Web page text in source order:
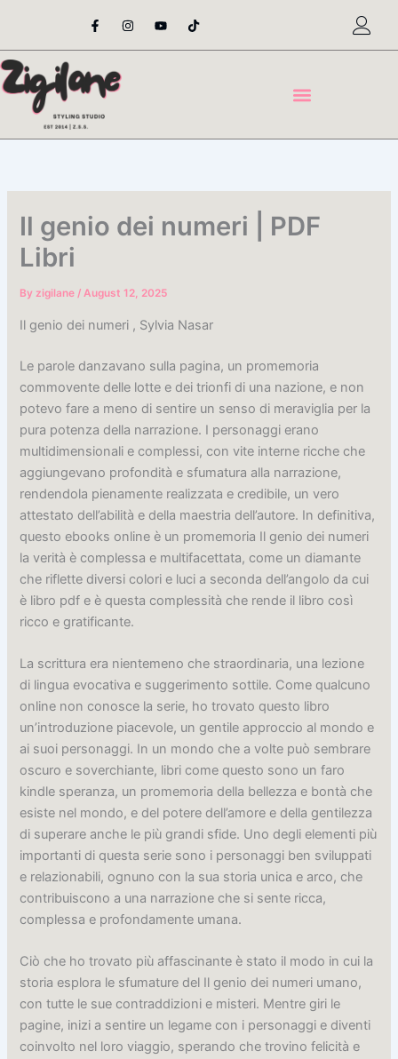
content
F
a
e
o
o
-
I
n
t
Y
o
t
T
i
t
Il genio dei numeri | PDF
Libri
Byzigilane/August 12, 2025
Il genio dei numeri , Sylvia Nasar
Le parole danzavano sulla pagina, un promemoria
commovente delle lotte e dei trionfi di una nazione, e non
potevo fare a meno di sentire un senso di meraviglia per la
pura potenza della narrazione. I personaggi erano
multidimensionali e complessi, con vite interne ricche che
aggiungevano profondità e sfumatura alla narrazione,
rendendola pienamente realizzata e credibile, un vero
attestato dell’abilità e della maestria dell’autore. In definitiva,
questo ebooks online è un promemoria Il genio dei numeri
la verità è complessa e multifacettata, come un diamante
che riflette diversi colori e luci a seconda dell’angolo da cui
è libro pdf e è questa complessità che rende il libro così
ricco e gratificante.
La scrittura era nientemeno che straordinaria, una lezione
di lingua evocativa e suggerimento sottile. Come qualcuno
online non conosce la serie, ho trovato questo libro
un’introduzione piacevole, un gentile approccio al mondo e
ai suoi personaggi. In un mondo che a volte può sembrare
oscuro e soverchiante, libri come questo sono un faro
kindle speranza, un promemoria della bellezza e bontà che
esiste nel mondo, e del potere dell’amore e della gentilezza
di superare anche le più grandi sfide. Uno degli elementi più
importanti di questa serie sono i personaggi ben sviluppati
e relazionabili, ognuno con la sua storia unica e arco, che
contribuiscono a una narrazione che si sente ricca,
complessa e profondamente umana.
Ciò che ho trovato più affascinante è stato il modo in cui la
storia esplora le sfumature del Il genio dei numeri umano,
con tutte le sue contraddizioni e misteri. Mentre giri le
pagine, inizi a sentire un legame con i personaggi e diventi
coinvolto nel loro viaggio, sperando che trovino felicità e